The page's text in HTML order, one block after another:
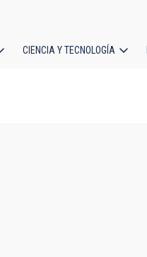
CIENCIA Y TECNOLOGÍA